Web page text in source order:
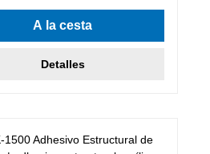
A la cesta
Detalles